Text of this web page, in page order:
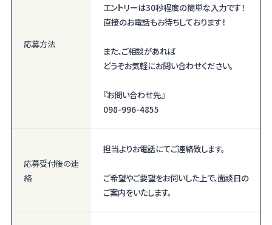
応募方法
エントリーは30秒程度の簡単な入力です！
直接のお電話もお待ちしております！
また、ご相談があれば
どうぞお気軽にお問い合わせください。
『お問い合わせ先』
098-996-4855
応募受付後の連
絡
担当よりお電話にてご連絡致します。
ご希望やご要望をお伺いした上で、面談日の
ご案内をいたします。